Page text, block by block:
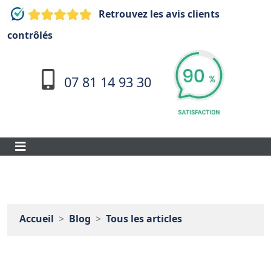
Retrouvez les avis clients
contrôlés
07 81 14 93 30
Accueil Blog Tous les articles